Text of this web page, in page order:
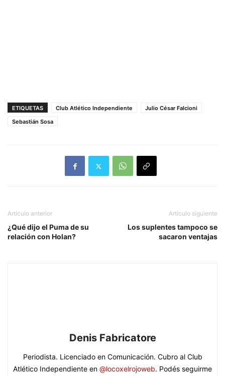
ETIQUETAS Club Atlético Independiente
Julio César Falcioni
Sebastián Sosa
Artículo anterior
¿Qué dijo el Puma de su
relación con Holan?
Artículo siguiente
Los suplentes tampoco se
sacaron ventajas
Denis Fabricatore
Periodista. Licenciado en Comunicación. Cubro al Club
Atlético Independiente en @locoxelrojoweb. Podés seguirme